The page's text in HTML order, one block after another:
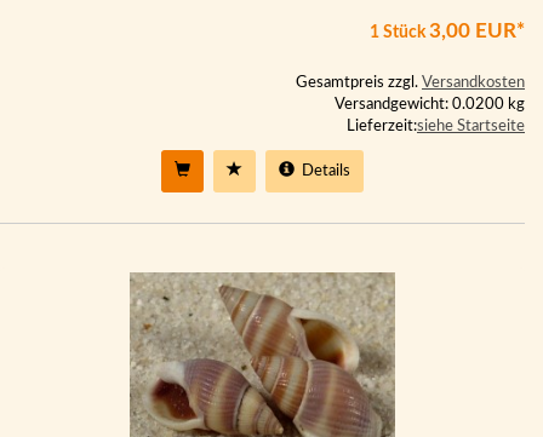
1 Stück 3,00 EUR*
Gesamtpreis zzgl. Versandkosten
Versandgewicht: 0.0200 kg
Lieferzeit:siehe Startseite
Details